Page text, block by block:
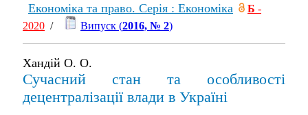
Економіка та право. Серія : Економіка Б -
2020 / Випуск (2016, № 2)
Хандій О. О.
Сучасний стан та особливості
децентралізації влади в Україні